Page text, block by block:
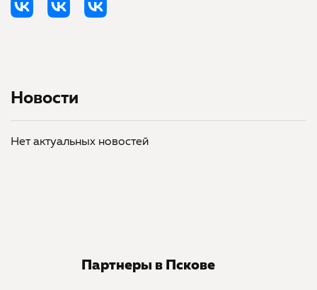
Новости
Нет актуальных новостей
Партнеры в Пскове